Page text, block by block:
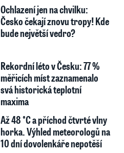
Ochlazení jen na chvilku:
Česko čekají znovu tropy! Kde
bude největší vedro?
Rekordní léto v Česku: 77 %
měřicích míst zaznamenalo
svá historická teplotní
maxima
Až 48 °C a příchod čtvrté vlny
horka. Výhled meteorologů na
10 dní dovolenkáře nepotěší